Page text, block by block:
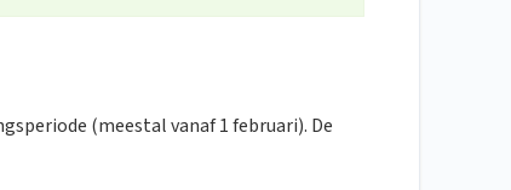
(meestal vanaf 1 februari). De